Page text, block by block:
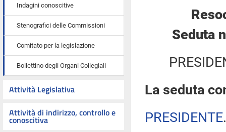
Indagini conoscitive
Stenografici delle Commissioni
Comitato per la legislazione
Bollettino degli Organi Collegiali
Attività Legislativa
Attività di indirizzo, controllo e
conoscitiva
Seduta
La seduta
PRESIDENTE